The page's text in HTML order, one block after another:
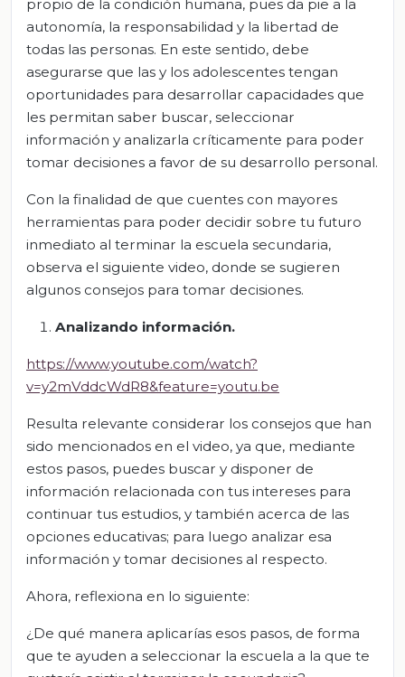
propio de la condición humana, pues da pie a la
autonomía, la responsabilidad y la libertad de
todas las personas. En este sentido, debe
asegurarse que las y los adolescentes tengan
oportunidades para desarrollar capacidades que
les permitan saber buscar, seleccionar
información y analizarla críticamente para poder
tomar decisiones a favor de su desarrollo personal.
Con la finalidad de que cuentes con mayores
herramientas para poder decidir sobre tu futuro
inmediato al terminar la escuela secundaria,
observa el siguiente video, donde se sugieren
algunos consejos para tomar decisiones.
Analizando información.
https://www.youtube.com/watch?
v=y2mVddcWdR8&feature=youtu.be
Resulta relevante considerar los consejos que han
sido mencionados en el video, ya que, mediante
estos pasos, puedes buscar y disponer de
información relacionada con tus intereses para
continuar tus estudios, y también acerca de las
opciones educativas; para luego analizar esa
información y tomar decisiones al respecto.
Ahora, reflexiona en lo siguiente:
¿De qué manera aplicarías esos pasos, de forma
que te ayuden a seleccionar la escuela a la que te